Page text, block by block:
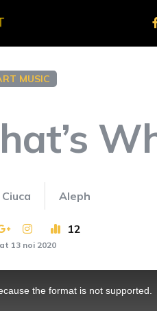
MUSIC
Aleph
12
13 noi 2020
the format is not supported.